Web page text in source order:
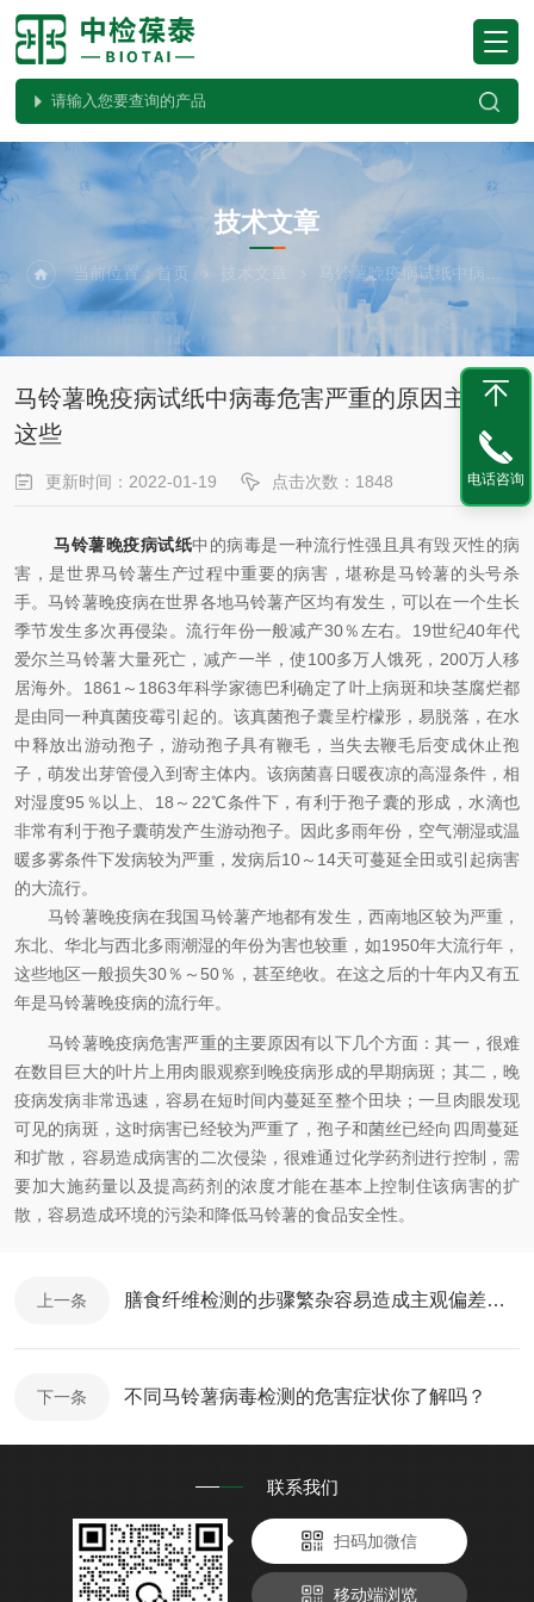
ARTICLES
技术文章
当前位置：首页 技术文章 马铃薯晚疫病试纸中病毒危害严重的原因主要有这些
马铃薯晚疫病试纸中病毒危害严重的原因主要有
这些
更新时间：2022-01-19 点击次数：1848
马铃薯晚疫病试纸中的病毒是一种流行性强且具有毁灭性的病
害，是世界马铃薯生产过程中重要的病害，堪称是马铃薯的头号杀
手。马铃薯晚疫病在世界各地马铃薯产区均有发生，可以在一个生长
季节发生多次再侵染。流行年份一般减产30％左右。19世纪40年代
爱尔兰马铃薯大量死亡，减产一半，使100多万人饿死，200万人移
居海外。1861～1863年科学家德巴利确定了叶上病斑和块茎腐烂都
是由同一种真菌疫霉引起的。该真菌孢子囊呈柠檬形，易脱落，在水
中释放出游动孢子，游动孢子具有鞭毛，当失去鞭毛后变成休止孢
子，萌发出芽管侵入到寄主体内。该病菌喜日暖夜凉的高湿条件，相
对湿度95％以上、18～22℃条件下，有利于孢子囊的形成，水滴也
非常有利于孢子囊萌发产生游动孢子。因此多雨年份，空气潮湿或温
暖多雾条件下发病较为严重，发病后10～14天可蔓延全田或引起病害
的大流行。
马铃薯晚疫病在我国马铃薯产地都有发生，西南地区较为严重，
东北、华北与西北多雨潮湿的年份为害也较重，如1950年大流行年，
这些地区一般损失30％～50％，甚至绝收。在这之后的十年内又有五
年是马铃薯晚疫病的流行年。
马铃薯晚疫病危害严重的主要原因有以下几个方面：其一，很难
在数目巨大的叶片上用肉眼观察到晚疫病形成的早期病斑；其二，晚
疫病发病非常迅速，容易在短时间内蔓延至整个田块；一旦肉眼发现
可见的病斑，这时病害已经较为严重了，孢子和菌丝已经向四周蔓延
和扩散，容易造成病害的二次侵染，很难通过化学药剂进行控制，需
要加大施药量以及提高药剂的浓度才能在基本上控制住该病害的扩
散，容易造成环境的污染和降低马铃薯的食品安全性。
上一条 膳食纤维检测的步骤繁杂容易造成主观偏差的积累
下一条 不同马铃薯病毒检测的危害症状你了解吗？
联系我们
扫码加微信
移动端浏览
电话咨询